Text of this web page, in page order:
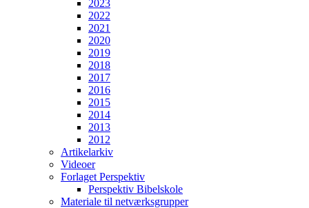
2023
2022
2021
2020
2019
2018
2017
2016
2015
2014
2013
2012
Artikelarkiv
Videoer
Forlaget Perspektiv
Perspektiv Bibelskole
Materiale til netværksgrupper